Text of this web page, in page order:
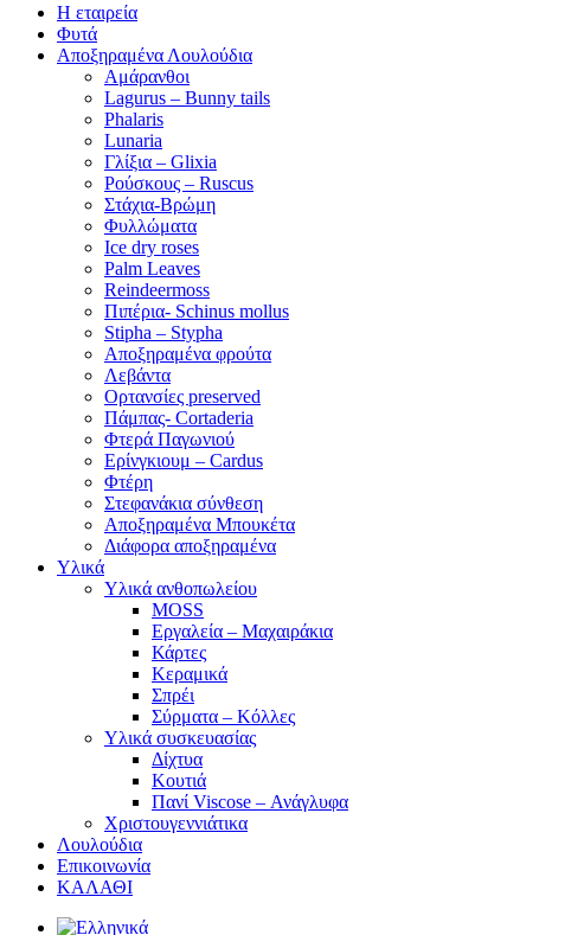
Η εταιρεία
Φυτά
Αποξηραμένα Λουλούδια
Αμάρανθοι
Lagurus – Bunny tails
Phalaris
Lunaria
Γλίξια – Glixia
Ρούσκους – Ruscus
Στάχια-Βρώμη
Φυλλώματα
Ice dry roses
Palm Leaves
Reindeermoss
Πιπέρια- Schinus mollus
Stipha – Stypha
Αποξηραμένα φρούτα
Λεβάντα
Ορτανσίες preserved
Πάμπας- Cortaderia
Φτερά Παγωνιού
Ερίνγκιουμ – Cardus
Φτέρη
Στεφανάκια σύνθεση
Αποξηραμένα Μπουκέτα
Διάφορα αποξηραμένα
Υλικά
Υλικά ανθοπωλείου
MOSS
Εργαλεία – Μαχαιράκια
Κάρτες
Κεραμικά
Σπρέι
Σύρματα – Κόλλες
Υλικά συσκευασίας
Δίχτυα
Κουτιά
Πανί Viscose – Ανάγλυφα
Χριστουγεννιάτικα
Λουλούδια
Επικοινωνία
ΚΑΛΑΘΙ